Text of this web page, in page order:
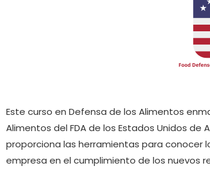
Este curso en Defensa de los Alimentos
Alimentos del FDA de los Estados Unidos
proporciona las herramientas para conocer
empresa en el cumplimiento de los nuevos